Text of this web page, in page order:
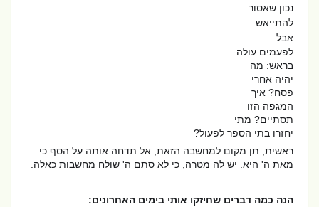
נכון שאסור
להתייאש
אבל...
לפעמים עולה
בראש: מה
יהיה אחרי
פסח? איך
המגפה הזו
תסתיים? מתי
יחזרו בתי הספר לפעול?
ראשית, תן מקום למחשבה הזאת, אל תדחה אותה על הסף כי
מאת ה' היא. יש לה מטרה, כי לא סתם ה' שולח מחשבות כאלה.
הנה כמה דברים שחיזקו אותי בימים האחרונים: